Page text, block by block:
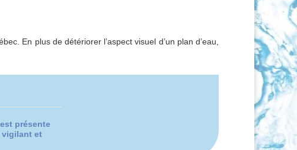
En plus de détériorer l’aspect visuel d’un plan d’eau,
présente
vigilant et